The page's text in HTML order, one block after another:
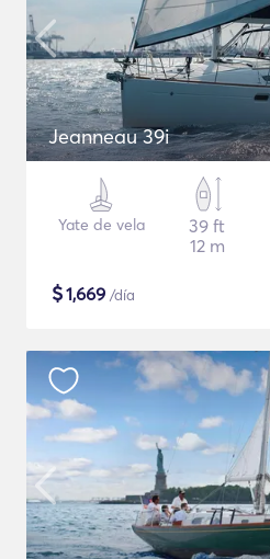
Jeanneau 39i
Yate de vela
39 ft
12 m
$1,669 /día